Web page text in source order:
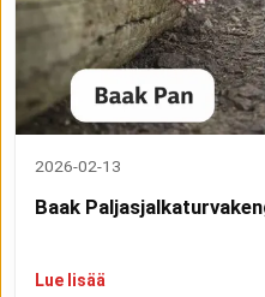
2026-02-13
Baak
Lue lisää